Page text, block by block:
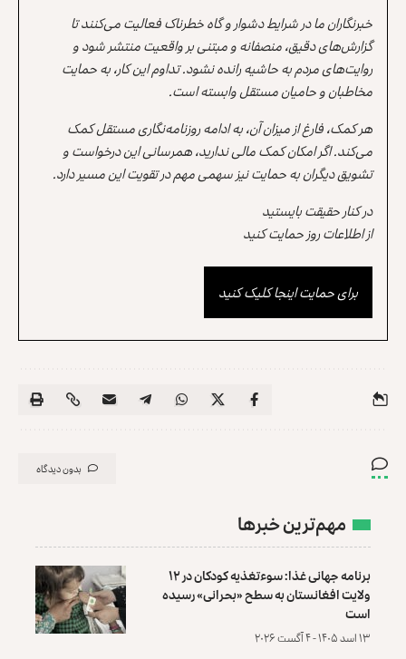
خبرنگاران ما در شرایط دشوار و گاه خطرناک فعالیت می‌کنند تا
گزارش‌های دقیق، منصفانه و مبتنی بر واقعیت منتشر شود و
روایت‌های مردم به حاشیه رانده نشود. تداوم این کار، به حمایت
مخاطبان و حامیان مستقل وابسته است.
هر کمک، فارغ از میزان آن، به ادامه روزنامه‌نگاری مستقل کمک
می‌کند. اگر امکان کمک مالی ندارید، همرسانی این درخواست و
تشویق دیگران به حمایت نیز سهمی مهم در تقویت این مسیر دارد.
در کنار حقیقت بایستید
از اطلاعات روز حمایت کنید
برای حمایت اینجا کلیک کنید
بدون دیدگاه
مهم‌ترین خبرها
برنامه جهانی غذا: سوءتغذیه کودکان در ۱۲
ولایت افغانستان به سطح «بحرانی» رسیده
است
۱۳ اسد ۱۴۰۵ - ۴ آگست ۲۰۲۶